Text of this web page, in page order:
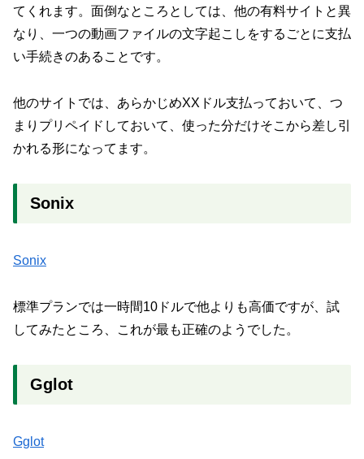
てくれます。面倒なところとしては、他の有料サイトと異
なり、一つの動画ファイルの文字起こしをするごとに支払
い手続きのあることです。
他のサイトでは、あらかじめXXドル支払っておいて、つ
まりプリペイドしておいて、使った分だけそこから差し引
かれる形になってます。
Sonix
Sonix
標準プランでは一時間10ドルで他よりも高価ですが、試
してみたところ、これが最も正確のようでした。
Gglot
Gglot